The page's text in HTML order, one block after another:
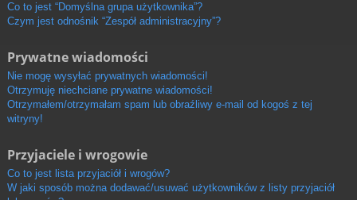
Co to jest “Domyślna grupa użytkownika”?
Czym jest odnośnik “Zespół administracyjny”?
Prywatne wiadomości
Nie mogę wysyłać prywatnych wiadomości!
Otrzymuję niechciane prywatne wiadomości!
Otrzymałem/otrzymałam spam lub obraźliwy e-mail od kogoś z tej
witryny!
Przyjaciele i wrogowie
Co to jest lista przyjaciół i wrogów?
W jaki sposób można dodawać/usuwać użytkowników z listy przyjaciół